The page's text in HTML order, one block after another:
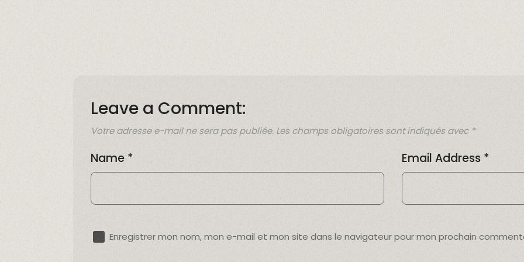
Leave a Comment:
Votre adresse e-mail ne sera pas publiée. Les champs obligatoires sont indiqués avec *
Name * Email Address *
Enregistrer mon nom, mon e-mail et mon site dans le navigateur pour mon prochain